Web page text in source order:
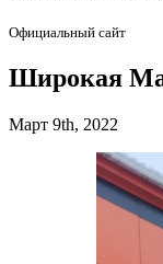
Официальный сайт
Широкая
Март 9th, 2022